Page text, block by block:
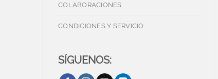
COLABORACIONES
CONDICIONES Y SERVICIO
SÍGUENOS: